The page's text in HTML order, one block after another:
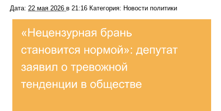
Дата: 22 мая 2026 в 21:16 Категория: Новости политики